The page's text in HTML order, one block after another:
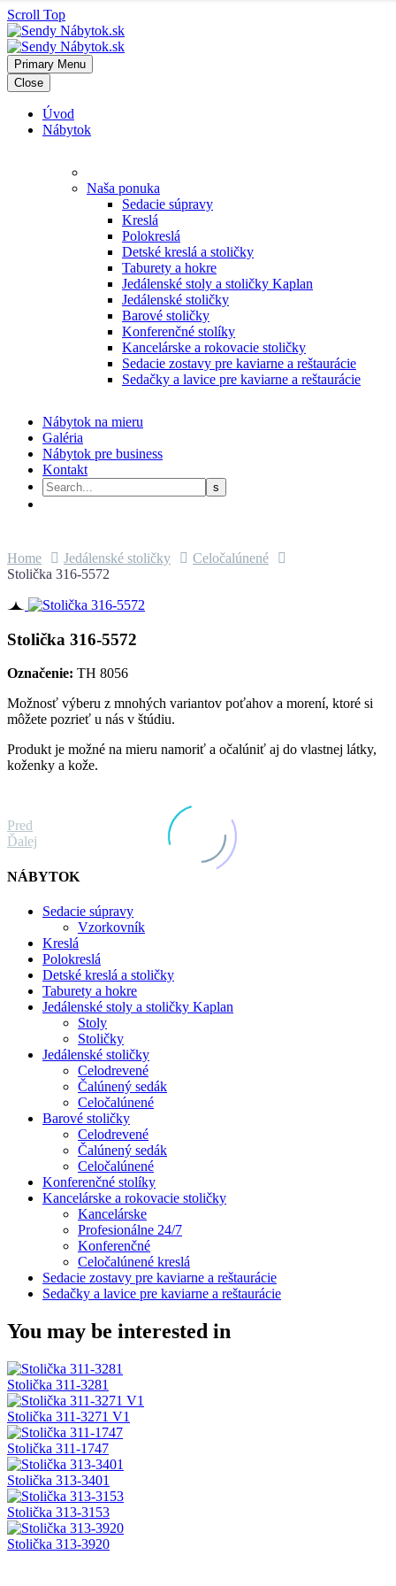
Scroll Top
Primary Menu
Close
Úvod
Nábytok
Naša ponuka
Sedacie súpravy
Kreslá
Polokreslá
Detské kreslá a stoličky
Taburety a hokre
Jedálenské stoly a stoličky Kaplan
Jedálenské stoličky
Barové stoličky
Konferenčné stolíky
Kancelárske a rokovacie stoličky
Sedacie zostavy pre kaviarne a reštaurácie
Sedačky a lavice pre kaviarne a reštaurácie
Nábytok na mieru
Galéria
Nábytok pre business
Kontakt
Home Jedálenské stoličky
Celočalúnené
Stolička 316-5572
Stolička 316-5572
Označenie: TH 8056
Možnosť výberu z mnohých variantov poťahov a morení, ktoré si
môžete pozrieť u nás v štúdiu.
Produkt je možné na mieru namoriť a očalúniť aj do vlastnej látky,
koženky a kože.
Pred
Ďalej
NÁBYTOK
Sedacie súpravy
Vzorkovník
Kreslá
Polokreslá
Detské kreslá a stoličky
Taburety a hokre
Jedálenské stoly a stoličky Kaplan
Stoly
Stoličky
Jedálenské stoličky
Celodrevené
Čalúnený sedák
Celočalúnené
Barové stoličky
Celodrevené
Čalúnený sedák
Celočalúnené
Konferenčné stolíky
Kancelárske a rokovacie stoličky
Kancelárske
Profesionálne 24/7
Konferenčné
Celočalúnené kreslá
Sedacie zostavy pre kaviarne a reštaurácie
Sedačky a lavice pre kaviarne a reštaurácie
You may be interested in
Stolička 311-3281
Stolička 311-3271 V1
Stolička 311-1747
Stolička 313-3401
Stolička 313-3153
Stolička 313-3920